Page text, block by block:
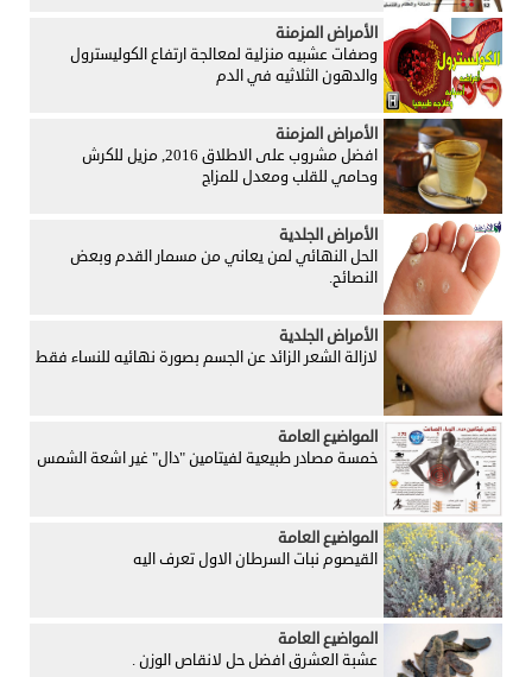
الأمراض المزمنة
وصفات عشبيه منزلية لمعالجة ارتفاع الكوليسترول
والدهون الثلاثيه في الدم
الأمراض المزمنة
افضل مشروب على الاطلاق 2016, مزيل للكرش
وحامي للقلب ومعدل للمزاج
الأمراض الجلدية
الحل النهائي لمن يعاني من مسمار القدم وبعض
النصائح.
الأمراض الجلدية
لازالة الشعر الزائد عن الجسم بصورة نهائيه للنساء فقط
المواضيع العامة
خمسة مصادر طبيعية لفيتامين "دال" غير اشعة الشمس
المواضيع العامة
القيصوم نبات السرطان الاول تعرف اليه
المواضيع العامة
عشبة العشرق افضل حل لانقاص الوزن .